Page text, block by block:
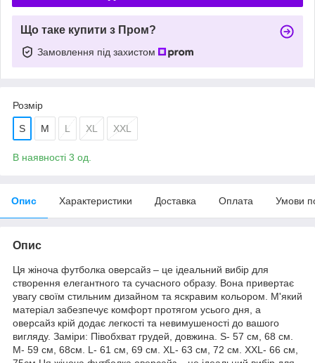
Що таке купити з Пром?
Замовлення під захистом
Розмір
S M L XL XXL
В наявності 3 од.
Опис Характеристики Доставка Оплата Умови
Опис
Ця жіноча футболка оверсайз – це ідеальний вибір для
створення елегантного та сучасного образу. Вона привертає
увагу своїм стильним дизайном та яскравим кольором. М'який
матеріал забезпечує комфорт протягом усього дня, а
оверсайз крій додає легкості та невимушеності до вашого
вигляду. Заміри: Півобхват грудей, довжина. S- 57 см, 68 см.
M- 59 см, 68см. L- 61 см, 69 см. XL- 63 см, 72 см. XXL- 66 см,